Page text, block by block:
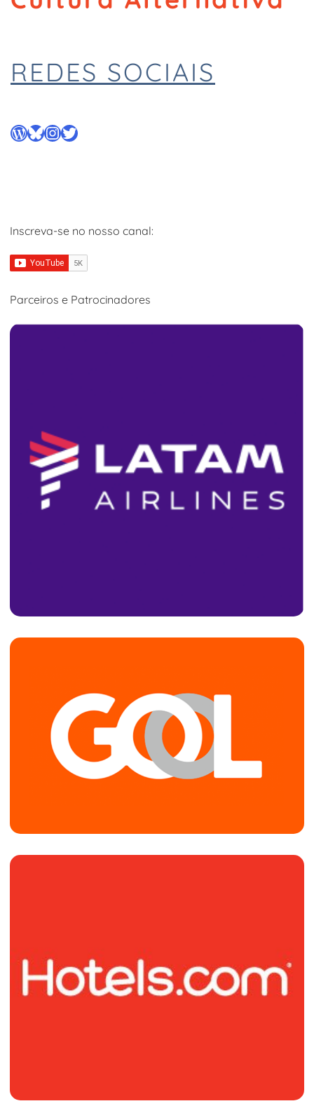
REDES SOCIAIS
WordPress
Bluesky
Instagram
Twitter
Inscreva-se no nosso canal:
Parceiros e Patrocinadores